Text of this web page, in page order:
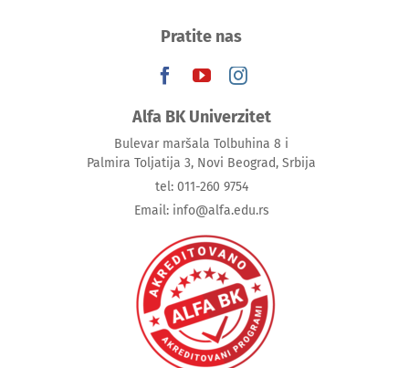
Pratite nas
Alfa BK Univerzitet
Bulevar maršala Tolbuhina 8 i
Palmira Toljatija 3, Novi Beograd, Srbija
tel: 011-260 9754
Email: info@alfa.edu.rs